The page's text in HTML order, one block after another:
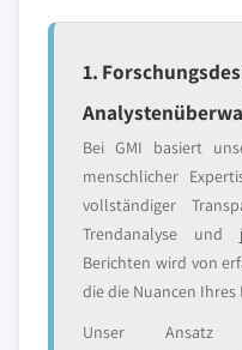
1.
Bei GMI basiert
menschlicher
vollständiger
Trendanalyse
Berichten wird von
die die Nuancen
Unser Ansatz